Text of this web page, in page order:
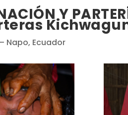
Y
Napo, Ecuador